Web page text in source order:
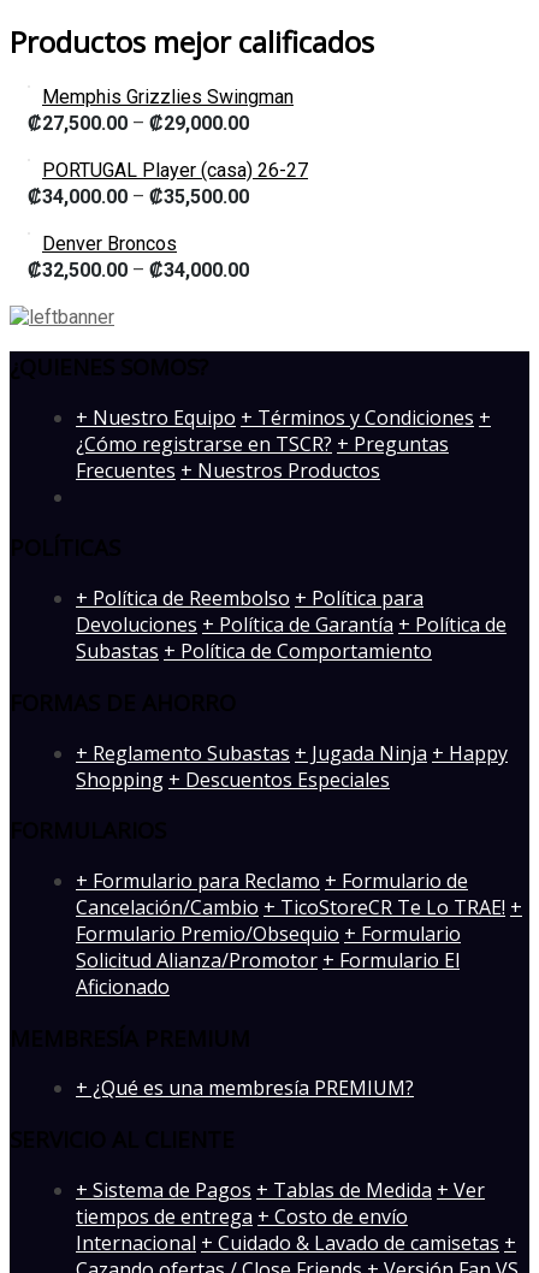
Productos mejor calificados
Memphis Grizzlies Swingman
₡27,500.00 – ₡29,000.00
PORTUGAL Player (casa) 26-27
₡34,000.00 – ₡35,500.00
Denver Broncos
₡32,500.00 – ₡34,000.00
­+ Nuestro Equipo + Términos y Condiciones +
¿Cómo registrarse en TSCR? + Preguntas
Frecuentes + Nuestros Productos
+ Política de Reembolso + Política para
Devoluciones + Política de Garantía + Política de
Subastas + Política de Comportamiento
+ Reglamento Subastas + Jugada Ninja + Happy
Shopping + Descuentos Especiales
+ Formulario para Reclamo + Formulario de
Cancelación/Cambio + TicoStoreCR Te Lo TRAE! +
Formulario Premio/Obsequio + Formulario
Solicitud Alianza/Promotor + Formulario El
Aficionado
+ ¿Qué es una membresía PREMIUM?
+ Sistema de Pagos + Tablas de Medida + Ver
tiempos de entrega + Costo de envío
Internacional + Cuidado & Lavado de camisetas +